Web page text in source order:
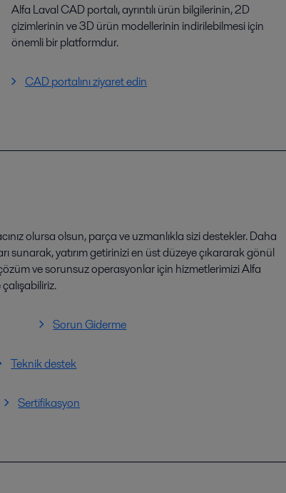
Alfa Laval CAD portalı, ayrıntılı ürün bilgilerinin, 2D
çizimlerinin ve 3D ürün modellerinin indirilebilmesi için
önemli bir platformdur.
CAD portalını ziyaret edin
olursa olsun, parça ve uzmanlıkla sizi destekler. Daha
sunarak, yatırım getirinizi en üst düzeye çıkararak gönül
ve sorunsuz operasyonlar için hizmetlerimizi Alfa
Sorun Giderme
Teknik destek
Sertifikasyon